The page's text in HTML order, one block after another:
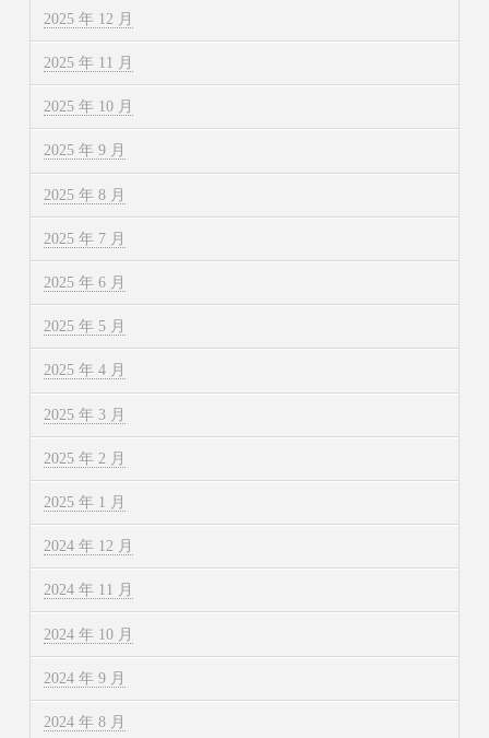
2025 年 12 月
2025 年 11 月
2025 年 10 月
2025 年 9 月
2025 年 8 月
2025 年 7 月
2025 年 6 月
2025 年 5 月
2025 年 4 月
2025 年 3 月
2025 年 2 月
2025 年 1 月
2024 年 12 月
2024 年 11 月
2024 年 10 月
2024 年 9 月
2024 年 8 月